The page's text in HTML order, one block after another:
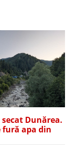
secat Dunărea.
fură apa din